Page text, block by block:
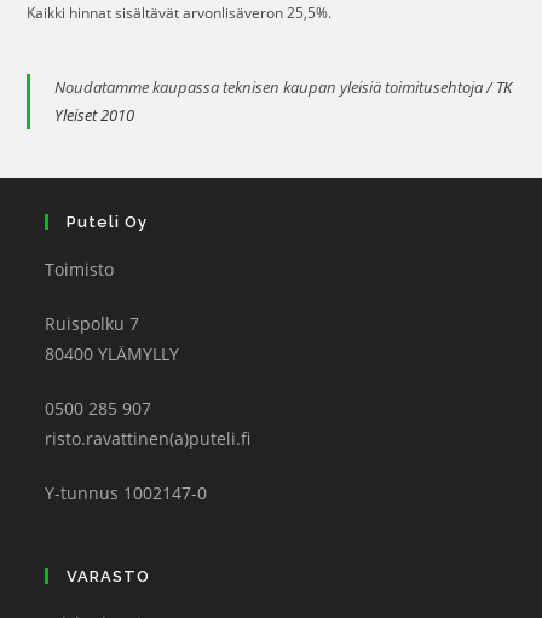
Kaikki hinnat sisältävät arvonlisäveron 25,5%.
Noudatamme kaupassa teknisen kaupan yleisiä toimitusehtoja /TK
Yleiset 2010
Puteli Oy
Toimisto
Ruispolku 7
80400 YLÄMYLLY
0500 285 907
risto.ravattinen(a)puteli.fi
Y-tunnus 1002147-0
VARASTO